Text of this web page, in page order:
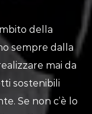
della
sempre dalla
mai da
sostenibili
Se non c’è lo